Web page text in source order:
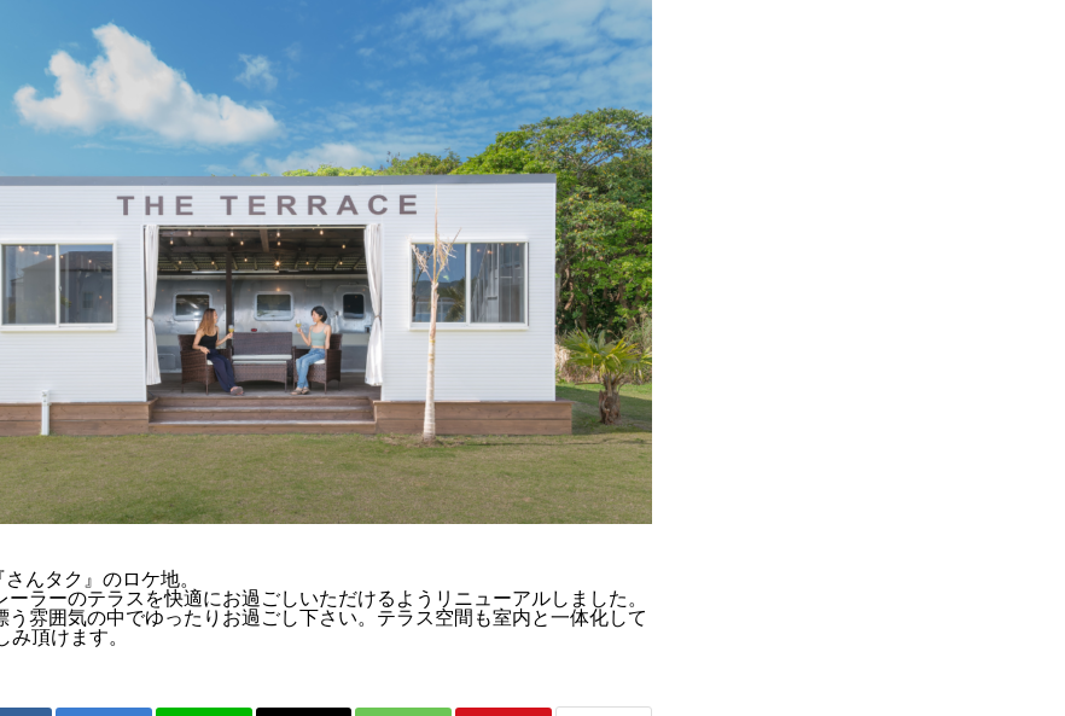
さんタク』のロケ地。
ーラーのテラスを快適にお過ごしいただけるようリニューアルしました。
う雰囲気の中でゆったりお過ごし下さい。テラス空間も室内と一体化して
み頂けます。